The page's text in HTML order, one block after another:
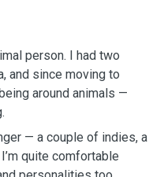
person. I had two
and since moving to
around animals —
— a couple of indies, a
quite comfortable